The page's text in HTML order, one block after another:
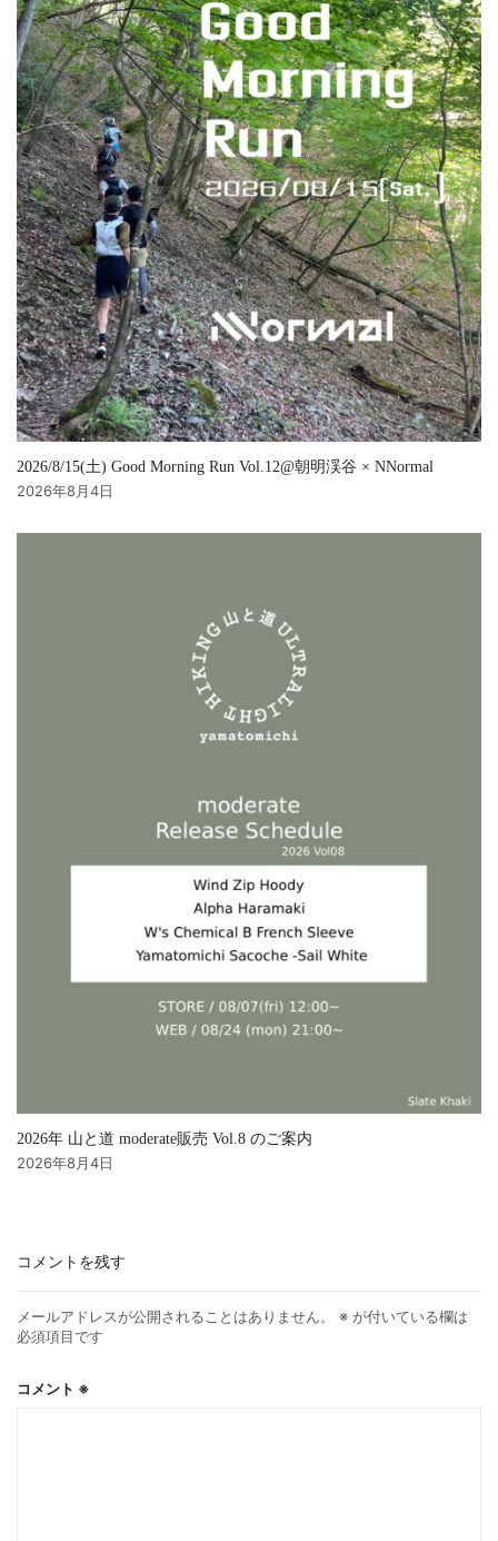
2026/8/15(土) Good Morning Run Vol.12@朝明渓谷 × NNormal
2026年8月4日
2026年 山と道 moderate販売 Vol.8 のご案内
2026年8月4日
コメントを残す
メールアドレスが公開されることはありません。 ※ が付いている欄は
必須項目です
コメント ※